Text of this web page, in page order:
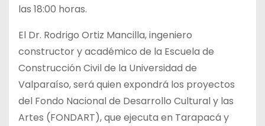
las 18:00 horas.
El Dr. Rodrigo Ortiz Mancilla, ingeniero
constructor y académico de la Escuela de
Construcción Civil de la Universidad de
Valparaíso, será quien expondrá los proyectos
del Fondo Nacional de Desarrollo Cultural y las
Artes (FONDART), que ejecuta en Tarapacá y